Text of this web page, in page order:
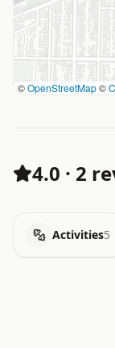
©OpenStreetMap©
4.0 · 2
Activities5